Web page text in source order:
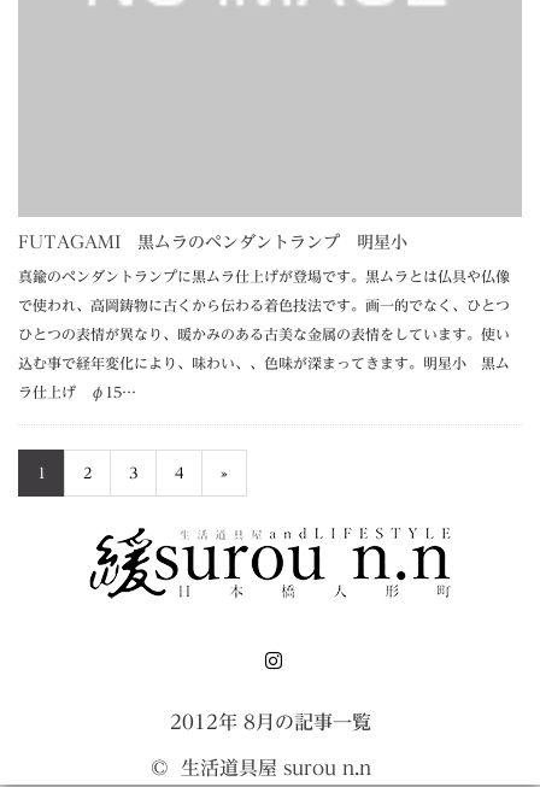
FUTAGAMI 黒ムラのペンダントランプ 明星小
真鍮のペンダントランプに黒ムラ仕上げが登場です。黒ムラとは仏具や仏像
で使われ、高岡鋳物に古くから伝わる着色技法です。画一的でなく、ひとつ
ひとつの表情が異なり、暖かみのある古美な金属の表情をしています。使い
込む事で経年変化により、味わい、、色味が深まってきます。明星小 黒ム
ラ仕上げ φ15…
1 2 3 4 »
2012年 8月の記事一覧
© 生活道具屋 surou n.n